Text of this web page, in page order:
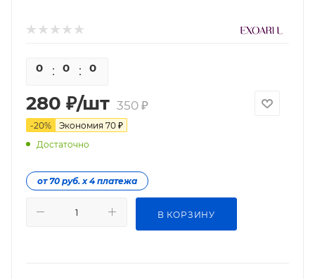
0 0 0
280 ₽/шт 350₽
-20% Экономия 70 ₽
Достаточно
от 70 руб. х 4 платежа
В КОРЗИНУ